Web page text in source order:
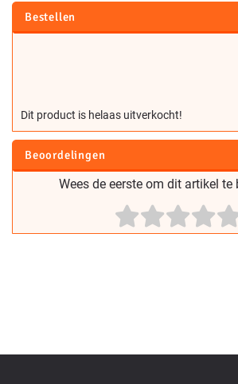
Bestellen
Dit product is helaas uitverkocht!
Beoordelingen
Wees de eerste om dit artikel te